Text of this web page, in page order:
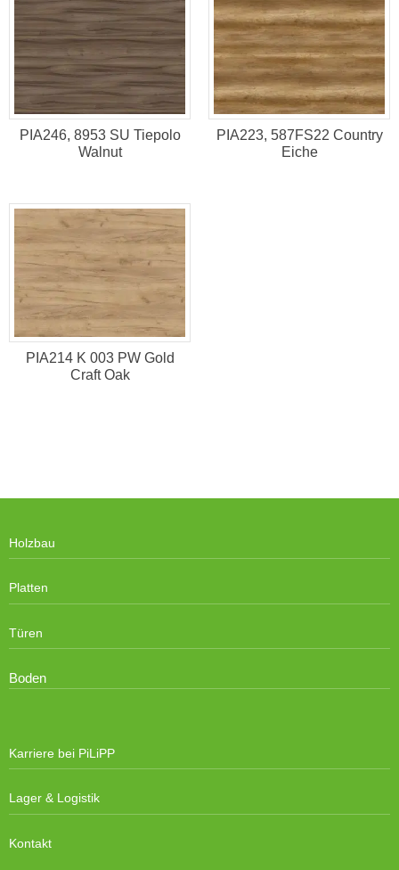
PIA246, 8953 SU Tiepolo
Walnut
PIA223, 587FS22 Country
Eiche
PIA214 K 003 PW Gold
Craft Oak
Holzbau
Platten
Türen
Boden
Karriere bei PiLiPP
Lager & Logistik
Kontakt